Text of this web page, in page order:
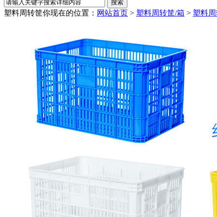
塑料周转筐你现在的位置： 网站首页 > 塑料周转筐/箱 > 塑料